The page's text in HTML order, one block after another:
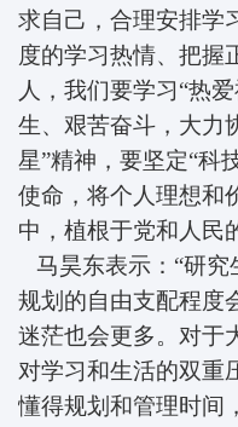
求自己，合理安排学
度的学习热情、把握
人，我们要学习“热
生、艰苦奋斗，大力
星”精神，要坚定“科
使命，将个人理想和
中，植根于党和人民
马昊东表示：“研究
规划的自由支配程度
迷茫也会更多。对于
对学习和生活的双重
懂得规划和管理时间